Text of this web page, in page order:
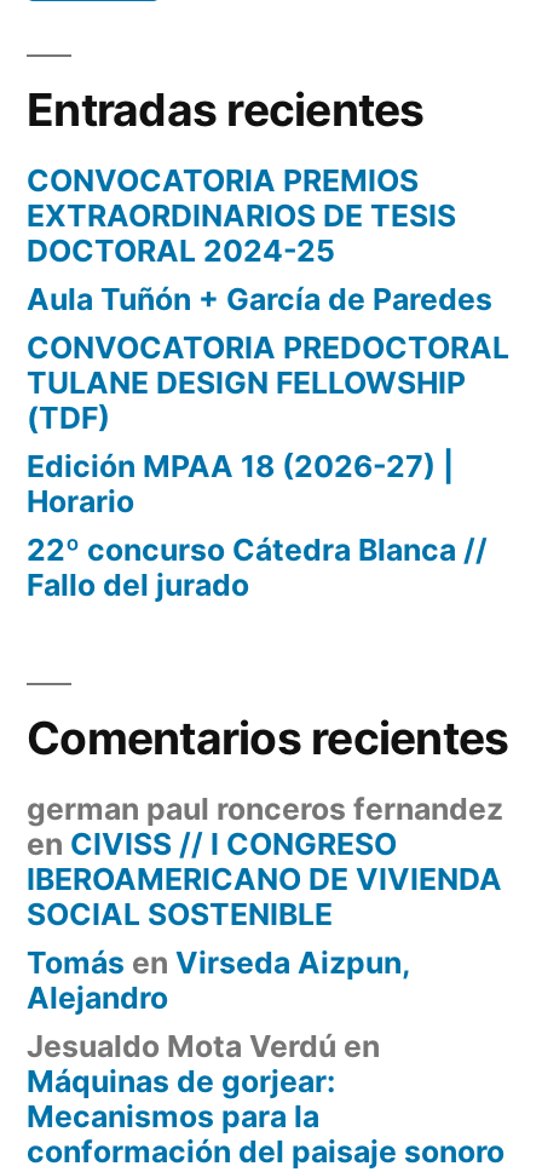
Entradas recientes
CONVOCATORIA PREMIOS
EXTRAORDINARIOS DE TESIS
DOCTORAL 2024-25
Aula Tuñón + García de Paredes
CONVOCATORIA PREDOCTORAL
TULANE DESIGN FELLOWSHIP
(TDF)
Edición MPAA 18 (2026-27) |
Horario
22º concurso Cátedra Blanca //
Fallo del jurado
Comentarios recientes
german paul ronceros fernandez
en CIVISS // I CONGRESO
IBEROAMERICANO DE VIVIENDA
SOCIAL SOSTENIBLE
Tomás en Virseda Aizpun,
Alejandro
Jesualdo Mota Verdú en
Máquinas de gorjear:
Mecanismos para la
conformación del paisaje sonoro